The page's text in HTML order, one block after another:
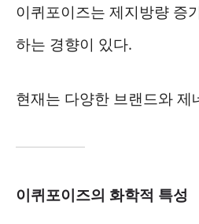
이퀴포이즈는 제지방량 증
하는 경향이 있다.
현재는 다양한 브랜드와
이퀴포이즈의 화학적 특성